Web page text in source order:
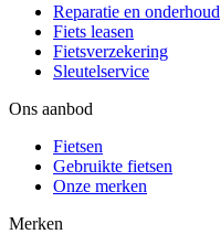
Reparatie en onderhoud
Fiets leasen
Fietsverzekering
Sleutelservice
Ons aanbod
Fietsen
Gebruikte fietsen
Onze merken
Merken